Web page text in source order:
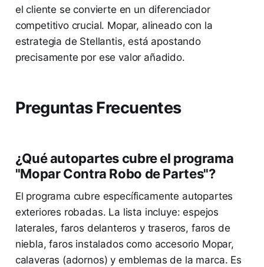
el cliente se convierte en un diferenciador
competitivo crucial. Mopar, alineado con la
estrategia de Stellantis, está apostando
precisamente por ese valor añadido.
Preguntas Frecuentes
¿Qué autopartes cubre el programa
"Mopar Contra Robo de Partes"?
El programa cubre específicamente autopartes
exteriores robadas. La lista incluye: espejos
laterales, faros delanteros y traseros, faros de
niebla, faros instalados como accesorio Mopar,
calaveras (adornos) y emblemas de la marca. Es